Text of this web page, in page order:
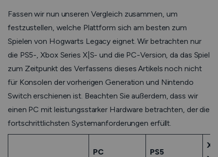
Fassen wir nun unseren Vergleich zusammen, um
festzustellen, welche Plattform sich am besten zum
Spielen von Hogwarts Legacy eignet. Wir betrachten nur
die PS5-, Xbox Series X|S- und die PC-Version, da das Spiel
zum Zeitpunkt des Verfassens dieses Artikels noch nicht
für Konsolen der vorherigen Generation und Nintendo
Switch erschienen ist. Beachten Sie außerdem, dass wir
einen PC mit leistungsstarker Hardware betrachten, der die
fortschrittlichsten Systemanforderungen erfüllt.
PC PS5